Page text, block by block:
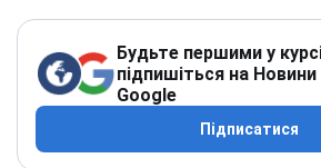
Будьте першими у
підпишіться на Новини
Google
Підписатися